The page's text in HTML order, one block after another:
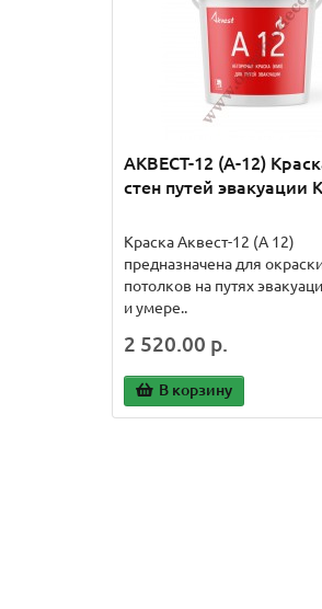
АКВЕСТ-12 (А-12)
стен путей эвакуации
Краска Аквест-12 (А 12)
предназначена для
потолков на путях
и умере..
2 520.00 р.
В корзину